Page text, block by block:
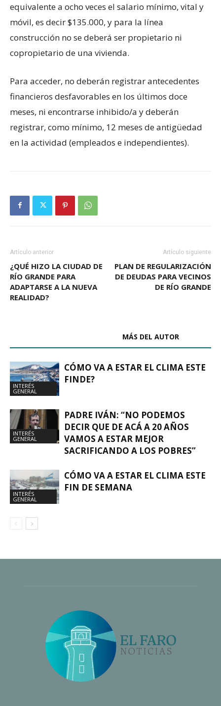
equivalente a ocho veces el salario mínimo, vital y
móvil, es decir $135.000, y para la línea
construcción no se deberá ser propietario ni
copropietario de una vivienda.
Para acceder, no deberán registrar antecedentes
financieros desfavorables en los últimos doce
meses, ni encontrarse inhibido/a y deberán
registrar, como mínimo, 12 meses de antigüedad
en la actividad (empleados e independientes).
Artículo anterior
¿QUÉ HIZO LA CIUDAD DE
RÍO GRANDE PARA
ADAPTARSE A LA NUEVA
REALIDAD?
Artículo siguiente
PLAN DE REGULARIZACIÓN
DE DEUDAS PARA VECINOS
DE RÍO GRANDE
MÁS DEL AUTOR
INTERÉS
GENERAL
CÓMO VA A ESTAR EL CLIMA ESTE
FINDE?
INTERÉS
GENERAL
PADRE IVÁN: “NO PODEMOS
DECIR QUE DE ACÁ A 20 AÑOS
VAMOS A ESTAR MEJOR
SACRIFICANDO A LOS POBRES”
INTERÉS
GENERAL
CÓMO VA A ESTAR EL CLIMA ESTE
FIN DE SEMANA